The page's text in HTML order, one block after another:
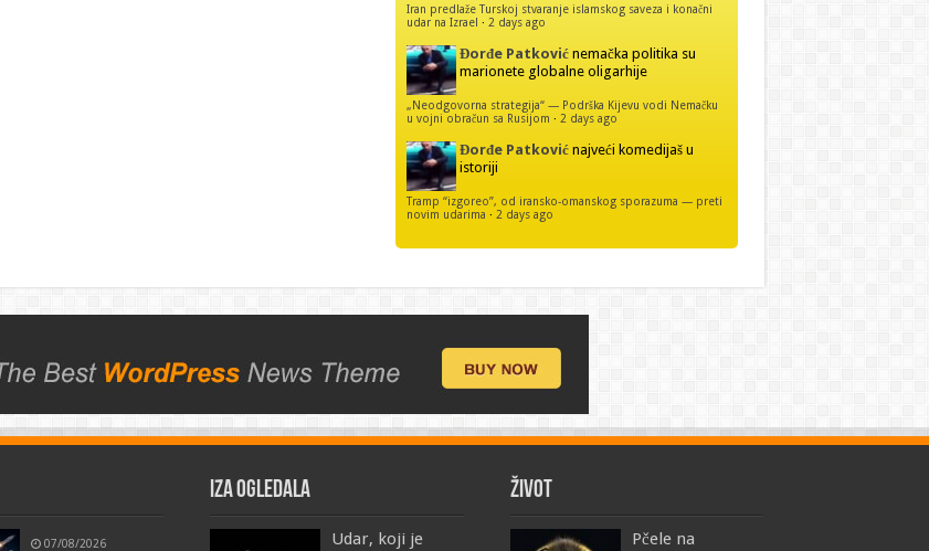
Iran predlaže Turskoj stvaranje islamskog saveza i konačni
udar na Izrael · 2 days ago
Đorđe Patković nemačka politika su
marionete globalne oligarhije
„Neodgovorna strategija“ — Podrška Kijevu vodi Nemačku
u vojni obračun sa Rusijom · 2 days ago
Đorđe Patković najveći komedijaš u
istoriji
Tramp “izgoreo”, od iransko-omanskog sporazuma — preti
novim udarima · 2 days ago
07/08/2026
IZA OGLEDALA
Udar, koji je
ŽIVOT
Pčele na